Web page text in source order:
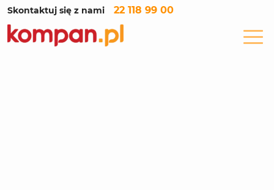
Skontaktuj się z nami 22 118 99 00